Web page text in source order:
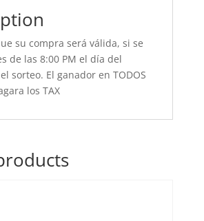
su compra será válida, si se
de las 8:00 PM el día del
sorteo. El ganador en TODOS
los TAX